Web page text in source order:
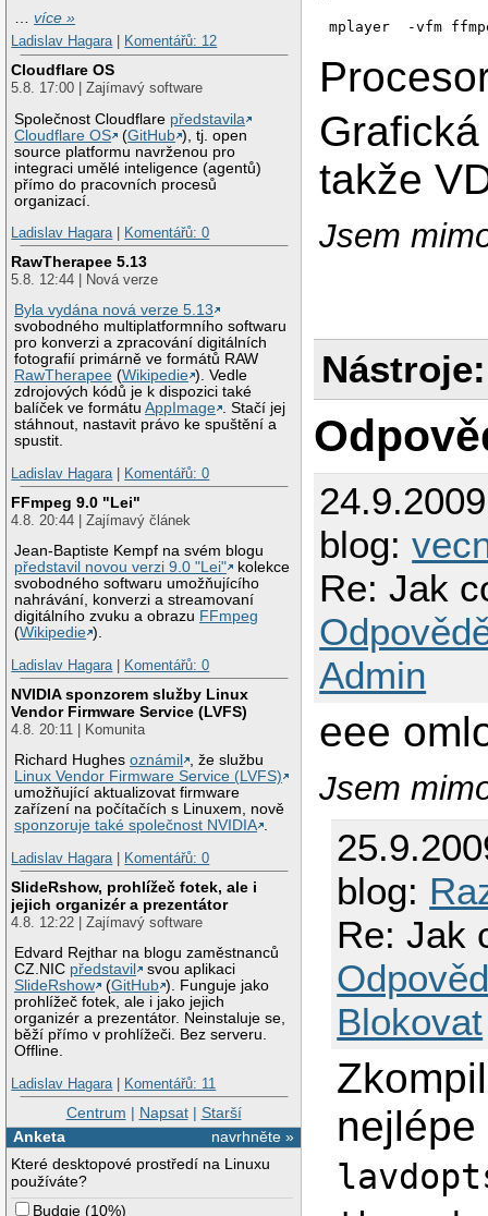
…více »
Ladislav Hagara| Komentářů: 12
Cloudflare OS
5.8. 17:00 | Zajímavý software
Společnost Cloudflare představila
Cloudflare OS
(GitHub ), tj. open
source platformu navrženou pro
integraci umělé inteligence (agentů)
přímo do pracovních procesů
organizací.
Ladislav Hagara| Komentářů: 0
RawTherapee 5.13
5.8. 12:44 | Nová verze
Byla vydána nová verze 5.13
svobodného multiplatformního softwaru
pro konverzi a zpracování digitálních
fotografií primárně ve formátů RAW
RawTherapee (Wikipedie ). Vedle
zdrojových kódů je k dispozici také
balíček ve formátuAppImage . Stačí jej
stáhnout, nastavit právo ke spuštění a
spustit.
Ladislav Hagara| Komentářů: 0
FFmpeg 9.0 "Lei"
4.8. 20:44 | Zajímavý článek
Jean-Baptiste Kempf na svém blogu
představil novou verzi 9.0 "Lei"
kolekce
svobodného softwaru umožňujícího
nahrávání, konverzi a streamovaní
digitálního zvuku a obrazu FFmpeg
(Wikipedie ).
Ladislav Hagara| Komentářů: 0
NVIDIA sponzorem služby Linux
Vendor Firmware Service (LVFS)
4.8. 20:11 | Komunita
Richard Hughesoznámil
, že službu
Linux Vendor Firmware Service (LVFS)
umožňující aktualizovat firmware
zařízení na počítačích s Linuxem, nově
sponzoruje také společnost NVIDIA .
Ladislav Hagara| Komentářů: 0
SlideRshow, prohlížeč fotek, ale i
jejich organizér a prezentátor
4.8. 12:22 | Zajímavý software
Edvard Rejthar na blogu zaměstnanců
CZ.NIC představil
svou aplikaci
SlideRshow
(GitHub ). Funguje jako
prohlížeč fotek, ale i jako jejich
organizér a prezentátor. Neinstaluje se,
běží přímo v prohlížeči. Bez serveru.
Offline.
Ladislav Hagara| Komentářů: 11
Centrum | Napsat| Starší
navrhněte »
Anketa
Které desktopové prostředí na Linuxu
používáte?
Budgie (10%)
mplayer  -vfm
takže
Jsem
Nástroje:
blog:
Re: Jak
Admin
eee
Jsem
blog:
Re: Jak
Blokovat
nejlépe